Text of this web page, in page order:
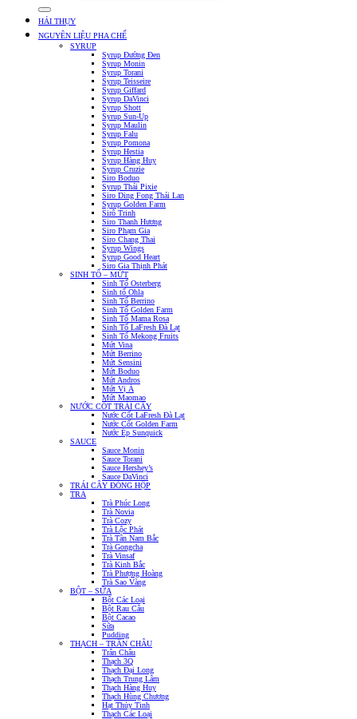
HẢI THỤY
NGUYÊN LIỆU PHA CHẾ
SYRUP
Syrup Đường Đen
Syrup Monin
Syrup Torani
Syrup Teisseire
Syrup Giffard
Syrup DaVinci
Syrup Shott
Syrup Sun-Up
Syrup Maulin
Syrup Falu
Syrup Pomona
Syrup Hestia
Syrup Hàng Huy
Syrup Cruzie
Siro Boduo
Syrup Thái Pixie
Siro Ding Fong Thái Lan
Syrup Golden Farm
Sirô Trinh
Siro Thanh Hương
Siro Phạm Gia
Siro Chang Thai
Syrup Wings
Syrup Good Heart
Siro Gia Thịnh Phát
SINH TỐ – MỨT
Sinh Tố Osterberg
Sinh tố Ohla
Sinh Tố Berrino
Sinh Tố Golden Farm
Sinh Tố Mama Rosa
Sinh Tố LaFresh Đà Lạt
Sinh Tố Mekong Fruits
Mứt Vina
Mứt Berrino
Mứt Sensini
Mứt Boduo
Mứt Andros
Mứt Vị Á
Mứt Maomao
NƯỚC CỐT TRÁI CÂY
Nước Cốt LaFresh Đà Lạt
Nước Cốt Golden Farm
Nước Ép Sunquick
SAUCE
Sauce Monin
Sauce Torani
Sauce Hershey’s
Sauce DaVinci
TRÁI CÂY ĐÓNG HỘP
TRÀ
Trà Phúc Long
Trà Novia
Trà Cozy
Trà Lộc Phát
Trà Tân Nam Bắc
Trà Gongcha
Trà Vinsaf
Trà Kinh Bắc
Trà Phượng Hoàng
Trà Sao Vàng
BỘT – SỮA
Bột Các Loại
Bột Rau Câu
Bột Cacao
Sữa
Pudding
THẠCH – TRÂN CHÂU
Trân Châu
Thạch 3Q
Thạch Đại Long
Thạch Trung Lâm
Thạch Hàng Huy
Thạch Hùng Chương
Hạt Thủy Tinh
Thạch Các Loại